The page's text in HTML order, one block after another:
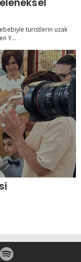
turistlerin uzak
Y...